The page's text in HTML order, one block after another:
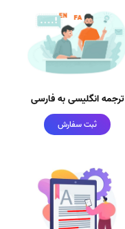
ترجمه انگلیسی به فارسی
ثبت سفارش